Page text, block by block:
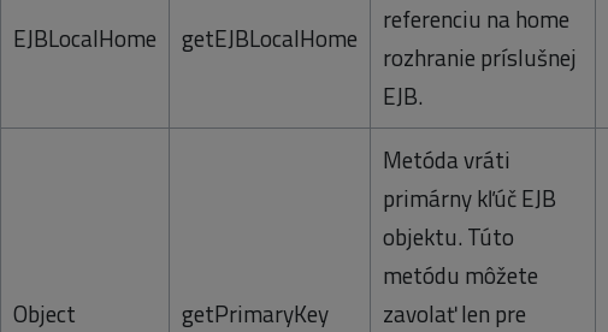
EJBLocalHome getEJBLocalHome
referenciu na home
rozhranie príslušnej
EJB.
Object getPrimaryKey
Metóda vráti
primárny kľúč EJB
objektu. Túto
metódu môžete
zavolať len pre